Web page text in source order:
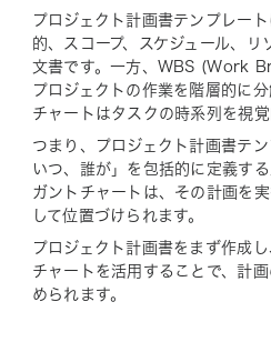
プロジェクト計画書テンプレー
的、スコープ、スケジュール、リ
文書です。一方、WBS (Work
プロジェクトの作業を階層的に
チャートはタスクの時系列を視覚
つまり、プロジェクト計画書テ
いつ、誰が」を包括的に定義す
ガントチャートは、その計画を
して位置づけられます。
プロジェクト計画書をまず作成
チャートを活用することで、計
められます。